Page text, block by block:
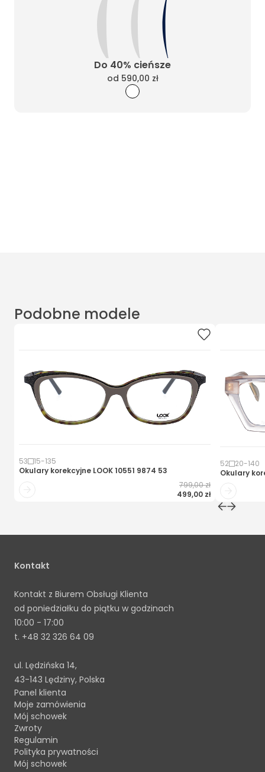
Do 40% cieńsze
od 590,00 zł
Podobne modele
53 15-135
Okulary korekcyjne LOOK 10551 9874 53
799,00 zł
499,00 zł
52 20-140
Okulary
Kontakt
Kontakt z Biurem Obsługi Klienta
od poniedziałku do piątku w godzinach
10:00 - 17:00
t. +48 32 326 64 09
ul. Lędzińska 14,
43-143 Lędziny, Polska
Panel klienta
Moje zamówienia
Mój schowek
Zwroty
Regulamin
Polityka prywatności
Mój schowek